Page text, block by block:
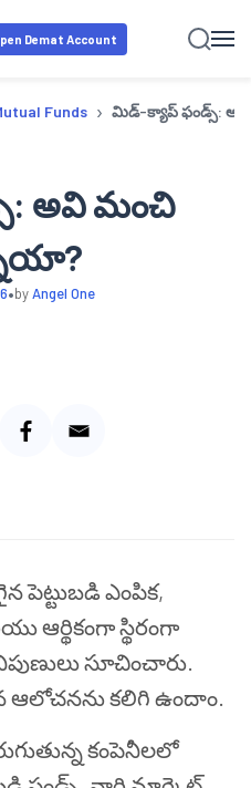
Demat Account
Funds › మిడ్-క్యాప్ ఫండ్స్:
అవి మంచి
•byAngel One
పెట్టుబడి ఎంపిక,
ఆర్థికంగా స్థిరంగా
సూచించారు.
కలిగి ఉందాం.
కంపెనీలలో